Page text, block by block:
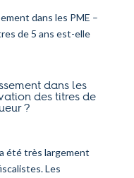
dans les
des titres de
?
été très largement
Les